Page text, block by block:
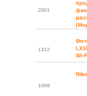
2001
1312
Wi-
1009